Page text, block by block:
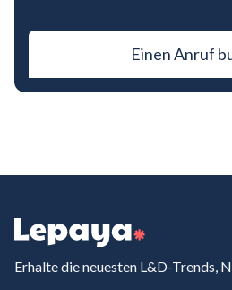
Einen Anruf
Erhalte die neuesten L&D-Trends,